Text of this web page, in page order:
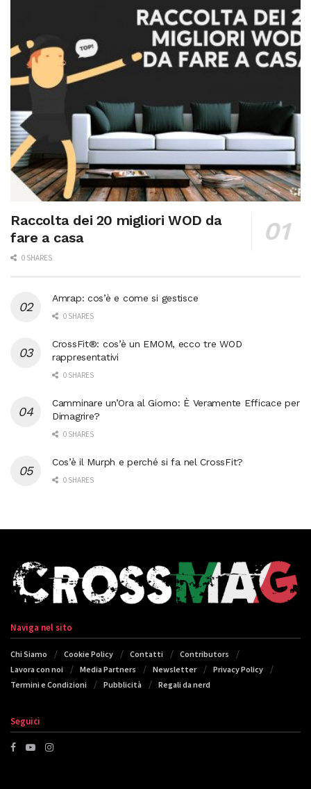
Raccolta dei 20 migliori WOD da
fare a casa
0 SHARES
Amrap: cos’è e come si gestisce
0 SHARES
CrossFit®: cos’è un EMOM, ecco tre WOD
rappresentativi
0 SHARES
Camminare un’Ora al Giorno: È Veramente Efficace per
Dimagrire?
0 SHARES
Cos’è il Murph e perché si fa nel CrossFit?
0 SHARES
Naviga nel sito
Chi Siamo Cookie Policy Contatti
Contributors
Lavora con noi
Media Partners Newsletter
Privacy Policy
Termini e Condizioni
Pubblicità Regali da nerd
Seguici